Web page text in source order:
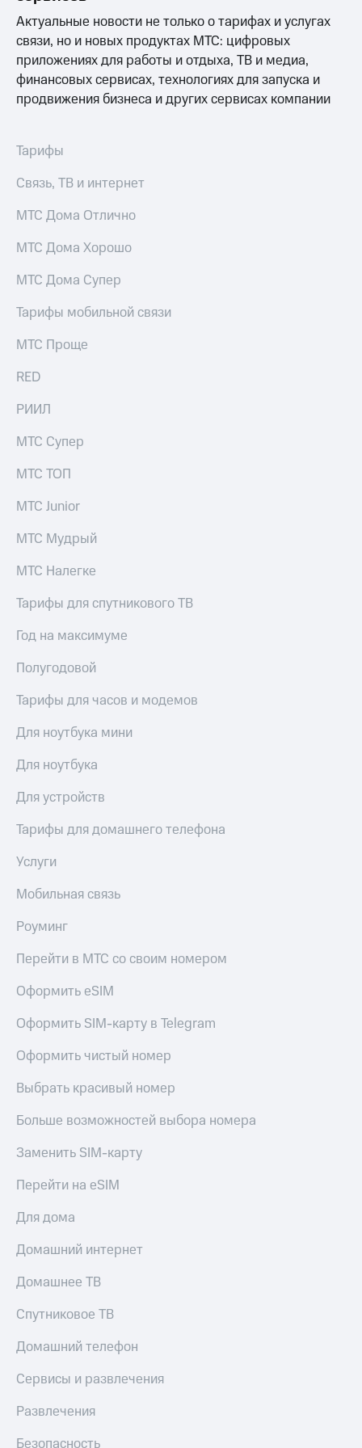
информации
Информация
акционерам
Документы
ПАО
"МТС"
Акционерный
Контроль
аудит
акций
Описание
приобретения
Порядок
Еврооблигации-2023
о
именных
Другое
Регистратор
Контакты
деловая этика
Актуальные новости не только о тарифах и услугах
связи, но и новых продуктах МТС: цифровых
приложениях для работы и отдыха, ТВ и медиа,
финансовых сервисах, технологиях для запуска и
продвижения бизнеса и других сервисах компании
Тарифы
Связь, ТВ и интернет
МТС Дома Отлично
МТС Дома Хорошо
МТС Дома Супер
Тарифы мобильной связи
МТС Проще
RED
РИИЛ
МТС Супер
МТС ТОП
МТС Junior
МТС Мудрый
МТС Налегке
Тарифы для спутникового ТВ
Год на максимуме
Полугодовой
Тарифы для часов и модемов
Для ноутбука мини
Для ноутбука
Для устройств
Тарифы для домашнего телефона
Услуги
Мобильная связь
Роуминг
Перейти в МТС со своим номером
Оформить eSIM
Оформить SIM-карту в Telegram
Оформить чистый номер
Выбрать красивый номер
Больше возможностей выбора номера
Заменить SIM-карту
Перейти на eSIM
Для дома
Домашний интернет
Домашнее ТВ
Спутниковое ТВ
Домашний телефон
Сервисы и развлечения
Развлечения